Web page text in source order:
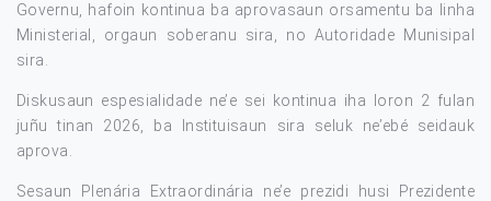
Governu, hafoin kontinua ba aprovasaun orsamentu ba linha
Ministerial, orgaun soberanu sira, no Autoridade Munisipal
sira.
Diskusaun espesialidade ne’e sei kontinua iha loron 2 fulan
juñu tinan 2026, ba Instituisaun sira seluk ne’ebé seidauk
aprova.
Sesaun Plenária Extraordinária ne’e prezidi husi Prezidente